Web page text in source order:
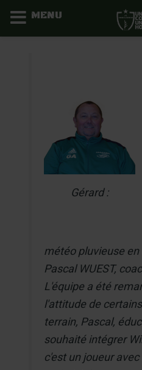
Gérard :
météo pluvieuse
Pascal WUEST,
L'équipe a été
l'attitude de
terrain, Pascal,
souhaité intégrer
c'est un joueur
MENU